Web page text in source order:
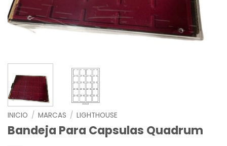
INICIO / MARCAS / LIGHTHOUSE
Bandeja Para Capsulas Quadrum